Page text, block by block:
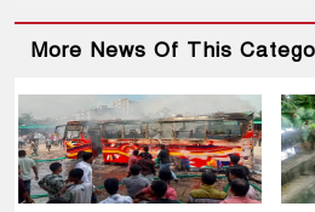
More News Of This